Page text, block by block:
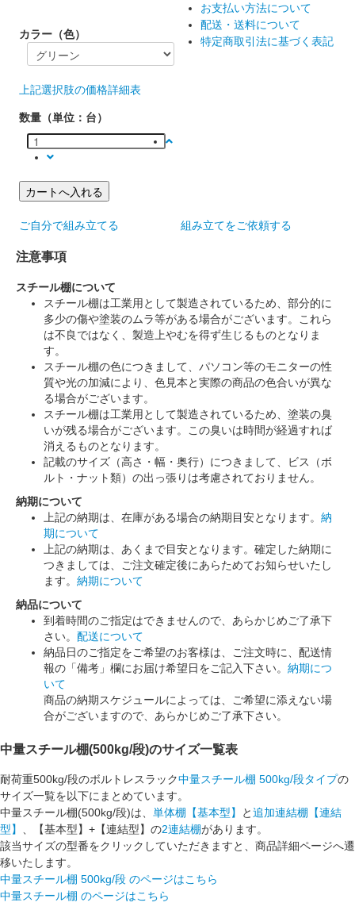
カラー（色）
上記選択肢の価格詳細表
数量（単位：台）
カートへ入れる
お支払い方法について
配送・送料について
特定商取引法に基づく表記
ご自分で組み立てる 組み立てをご依頼する
注意事項
スチール棚について
スチール棚は工業用として製造されているため、部分的に
多少の傷や塗装のムラ等がある場合がございます。これら
は不良ではなく、製造上やむを得ず生じるものとなりま
す。
スチール棚の色につきまして、パソコン等のモニターの性
質や光の加減により、色見本と実際の商品の色合いが異な
る場合がございます。
スチール棚は工業用として製造されているため、塗装の臭
いが残る場合がございます。この臭いは時間が経過すれば
消えるものとなります。
記載のサイズ（高さ・幅・奥行）につきまして、ビス（ボ
ルト・ナット類）の出っ張りは考慮されておりません。
納期について
上記の納期は、在庫がある場合の納期目安となります。 納
期について
上記の納期は、あくまで目安となります。確定した納期に
つきましては、ご注文確定後にあらためてお知らせいたし
ます。 納期について
納品について
到着時間のご指定はできませんので、あらかじめご了承下
さい。 配送について
納品日のご指定をご希望のお客様は、ご注文時に、配送情
報の「備考」欄にお届け希望日をご記入下さい。 納期につ
いて
商品の納期スケジュールによっては、ご希望に添えない場
合がございますので、あらかじめご了承下さい。
中量スチール棚(500kg/段)のサイズ一覧表
耐荷重500kg/段のボルトレスラック中量スチール棚 500kg/段タイプの
サイズ一覧を以下にまとめています。
中量スチール棚(500kg/段)は、 単体棚【基本型】 と追加連結棚【連結
型】
、【基本型】+【連結型】の2連結棚があります。
該当サイズの型番をクリックしていただきますと、商品詳細ページへ遷
移いたします。
中量スチール棚 500kg/段 のページはこちら
中量スチール棚 のページはこちら